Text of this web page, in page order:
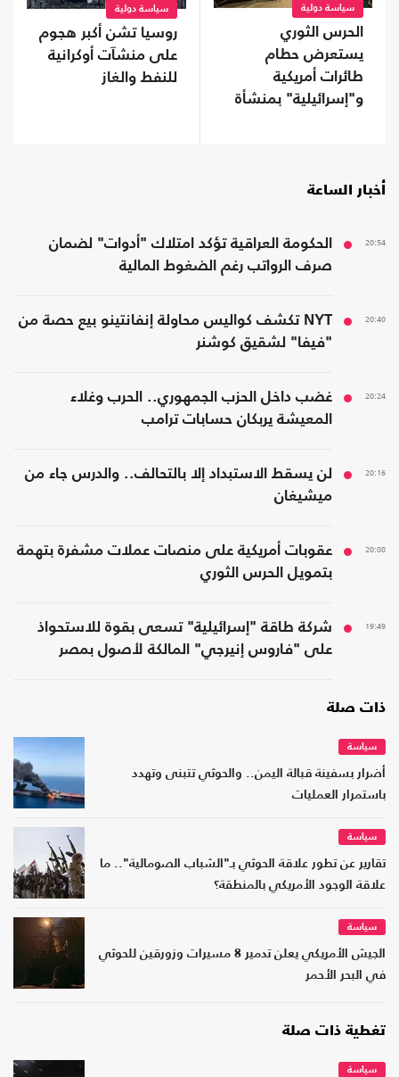
سياسة دولية
الحرس الثوري
يستعرض حطام
طائرات أمريكية
و"إسرائيلية" بمنشأة
سياسة دولية
روسيا تشن أكبر هجوم
على منشآت أوكرانية
للنفط والغاز
أخبار الساعة
20:54
الحكومة العراقية تؤكد امتلاك "أدوات" لضمان
صرف الرواتب رغم الضغوط المالية
20:40
NYT تكشف كواليس محاولة إنفانتينو بيع حصة من
"فيفا" لشقيق كوشنر
20:24
غضب داخل الحزب الجمهوري.. الحرب وغلاء
المعيشة يربكان حسابات ترامب
20:16
لن يسقط الاستبداد إلا بالتحالف.. والدرس جاء من
ميشيغان
20:08
عقوبات أمريكية على منصات عملات مشفرة بتهمة
بتمويل الحرس الثوري
19:49
شركة طاقة "إسرائيلية" تسعى بقوة للاستحواذ
على "فاروس إنيرجي" المالكة لأصول بمصر
ذات صلة
سياسة
أضرار بسفينة قبالة اليمن.. والحوثي تتبنى وتهدد
باستمرار العمليات
سياسة
تقارير عن تطور علاقة الحوثي بـ"الشباب الصومالية".. ما
علاقة الوجود الأمريكي بالمنطقة؟
سياسة
الجيش الأمريكي يعلن تدمير 8 مسيرات وزورقين للحوثي
في البحر الأحمر
تغطية ذات صلة
سياسة